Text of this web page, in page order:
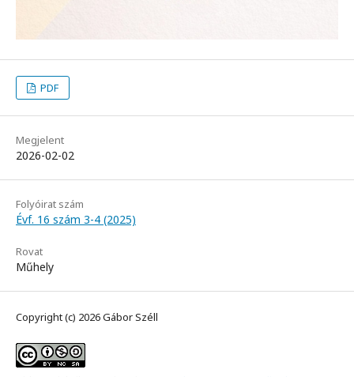
PDF
Megjelent
2026-02-02
Folyóirat szám
Évf. 16 szám 3-4 (2025)
Rovat
Műhely
Copyright (c) 2026 Gábor Széll